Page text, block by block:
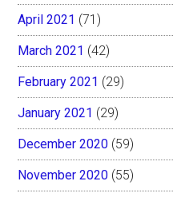
April 2021 (71)
March 2021 (42)
February 2021 (29)
January 2021 (29)
December 2020 (59)
November 2020 (55)